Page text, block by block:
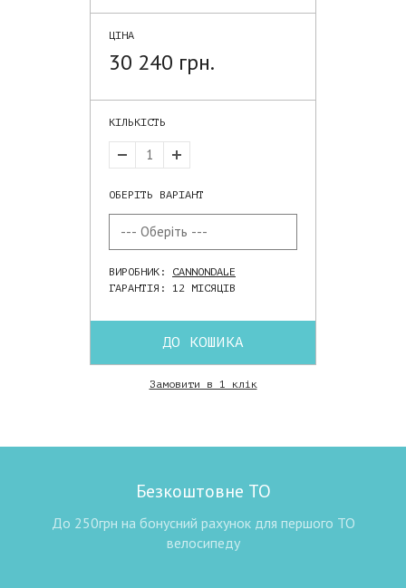
ЦІНА
30 240 грн.
КІЛЬКІСТЬ
ОБЕРІТЬ ВАРІАНТ
ВИРОБНИК: CANNONDALE
ГАРАНТІЯ: 12 МІСЯЦІВ
ДО КОШИКА
Замовити в 1 клік
Безкоштовне ТО
До 250грн на бонусний рахунок для першого ТО
велосипеду